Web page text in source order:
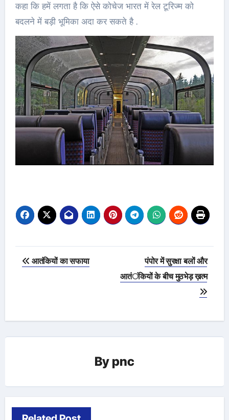
कहा कि हमें लगता है कि ऐसे कोचेज भारत में रेल टूरिज्‍म को
बदलने में बड़ी भूमिका अदा कर सकते है .
Post
आतंकियों का सफाया
पंपोर में सुरक्षा बलों और
आतंकियों के बीच मुठभेड़ ख़त्म
By pnc